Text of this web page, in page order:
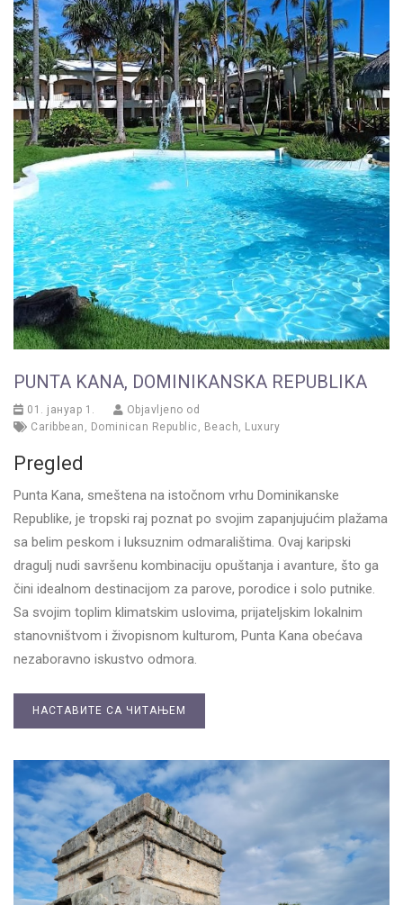
PUNTA KANA, DOMINIKANSKA REPUBLIKA
01. јануар 1.
Objavljeno od
Caribbean , Dominican Republic , Beach, Luxury
Pregled
Punta Kana, smeštena na istočnom vrhu Dominikanske
Republike, je tropski raj poznat po svojim zapanjujućim plažama
sa belim peskom i luksuznim odmaralištima. Ovaj karipski
dragulj nudi savršenu kombinaciju opuštanja i avanture, što ga
čini idealnom destinacijom za parove, porodice i solo putnike.
Sa svojim toplim klimatskim uslovima, prijateljskim lokalnim
stanovništvom i živopisnom kulturom, Punta Kana obećava
nezaboravno iskustvo odmora.
НАСТАВИТЕ СА ЧИТАЊЕМ